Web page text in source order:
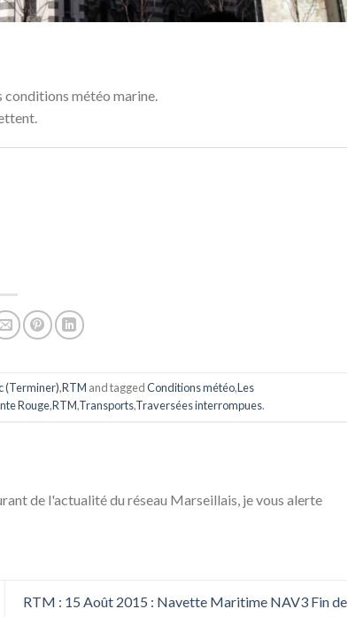
conditions météo marine.
(Terminer),RTM and taggedConditions météo,Les
Rouge,RTM,Transports,Traversées interrompues.
de l'actualité du réseau Marseillais, je vous alerte
RTM : 15 Août 2015 : Navette Maritime NAV3 Fin de